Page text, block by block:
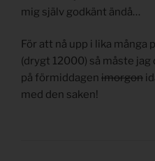
mig själv godkänt ändå…
För att nå upp i lika många
(drygt 12000) så måste
på förmiddagen imorgon
med den saken!